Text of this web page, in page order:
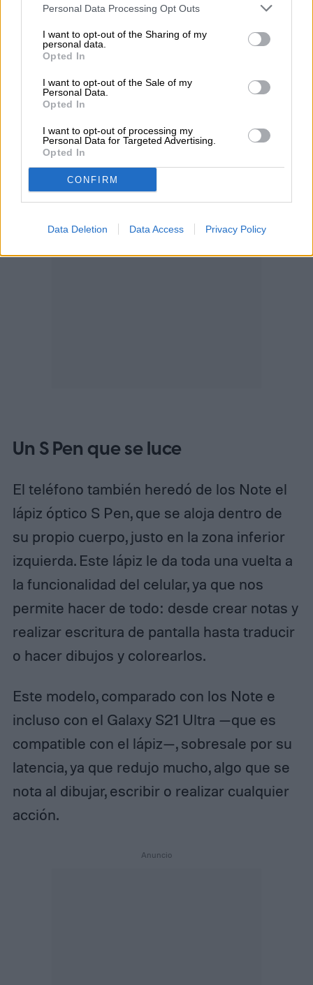
Personal Data Processing Opt Outs
I want to opt-out of the Sharing of my
personal data.
Opted In
I want to opt-out of the Sale of my
Personal Data.
Opted In
I want to opt-out of processing my
Personal Data for Targeted Advertising.
Opted In
CONFIRM
Data Deletion Data Access Privacy Policy
Un S Pen que se luce
El teléfono también heredó de los Note el
lápiz óptico S Pen, que se aloja dentro de
su propio cuerpo, justo en la zona inferior
izquierda. Este lápiz le da toda una vuelta a
la funcionalidad del celular, ya que nos
permite hacer de todo: desde crear notas y
realizar escritura de pantalla hasta traducir
o hacer dibujos y colorearlos.
Este modelo, comparado con los Note e
incluso con el Galaxy S21 Ultra —que es
compatible con el lápiz—, sobresale por su
latencia, ya que redujo mucho, algo que se
nota al dibujar, escribir o realizar cualquier
acción.